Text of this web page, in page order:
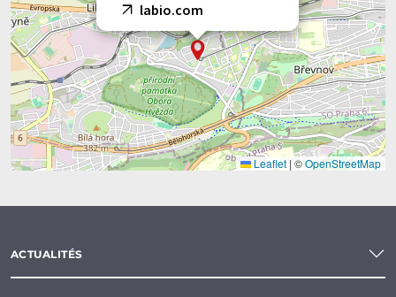
labio.com
Leaflet | ©OpenStreetMap
ACTUALITÉS